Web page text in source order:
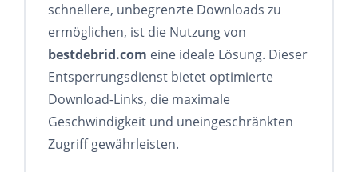
schnellere, unbegrenzte Downloads zu
ermöglichen, ist die Nutzung von
bestdebrid.com eine ideale Lösung. Dieser
Entsperrungsdienst bietet optimierte
Download-Links, die maximale
Geschwindigkeit und uneingeschränkten
Zugriff gewährleisten.